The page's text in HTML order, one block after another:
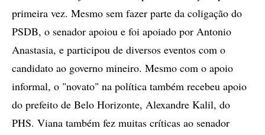
primeira vez. Mesmo sem fazer parte da coligação do
PSDB, o senador apoiou e foi apoiado por Antonio
Anastasia, e participou de diversos eventos com o
candidato ao governo mineiro. Mesmo com o apoio
informal, o "novato" na política também recebeu apoio
do prefeito de Belo Horizonte, Alexandre Kalil, do
PHS. Viana também fez muitas críticas ao senador